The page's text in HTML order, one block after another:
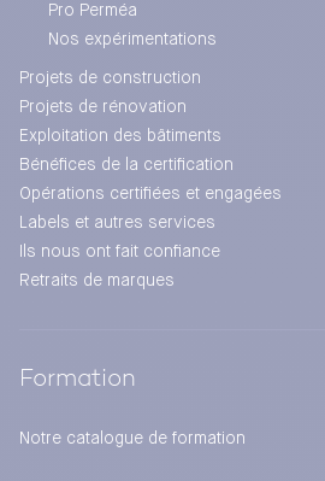
Pro Perméa
Nos expérimentations
Projets de construction
Projets de rénovation
Exploitation des bâtiments
Bénéfices de la certification
Opérations certifiées et engagées
Labels et autres services
Ils nous ont fait confiance
Retraits de marques
Formation
Notre catalogue de formation